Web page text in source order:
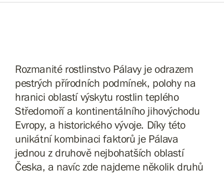
Rozmanité rostlinstvo Pálavy je odrazem
pestrých přírodních podmínek, polohy na
hranici oblastí výskytu rostlin teplého
Středomoří a kontinentálního jihovýchodu
Evropy, a historického vývoje. Díky této
unikátní kombinaci faktorů je Pálava
jednou z druhově nejbohatších oblastí
Česka, a navíc zde najdeme několik druhů